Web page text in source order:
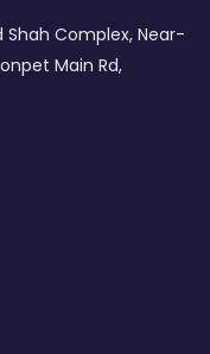
Shah Complex, Near-
Main Rd,